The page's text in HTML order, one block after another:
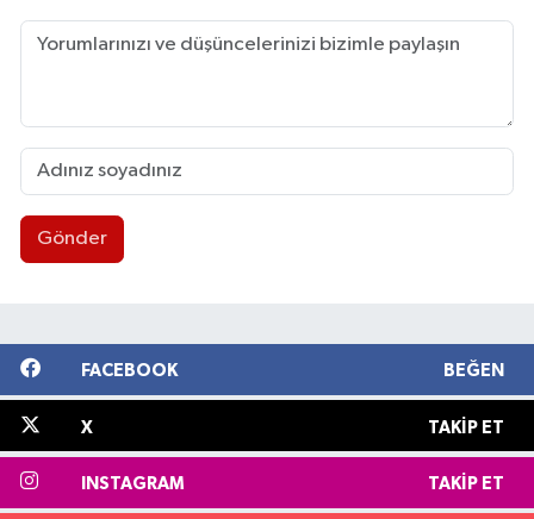
Gönder
FACEBOOK BEĞEN
X TAKIP ET
INSTAGRAM TAKIP ET